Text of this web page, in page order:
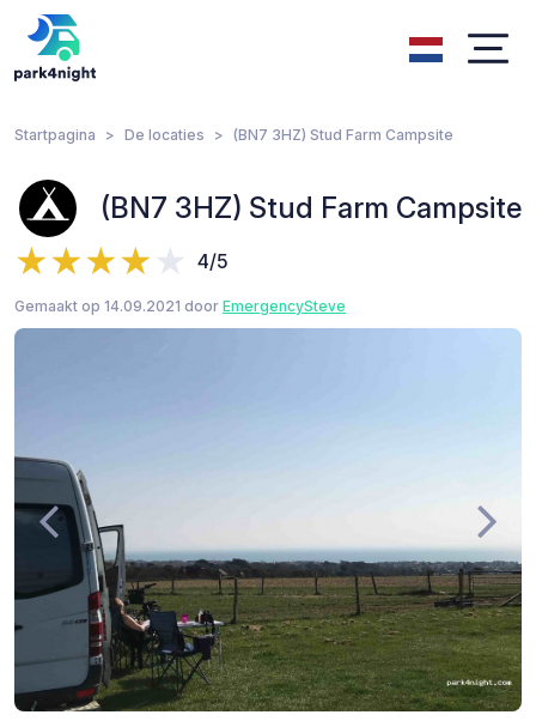
Startpagina De locaties (BN7 3HZ) Stud Farm Campsite
(BN7 3HZ) Stud Farm Campsite
4/5
Gemaakt op 14.09.2021 door EmergencySteve